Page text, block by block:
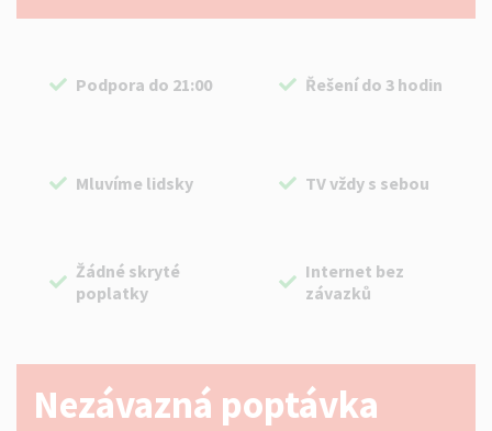
Podpora do 21:00 Řešení do 3 hodin
Mluvíme lidsky TV vždy s sebou
Žádné skryté
poplatky
Internet bez
závazků
Nezávazná poptávka